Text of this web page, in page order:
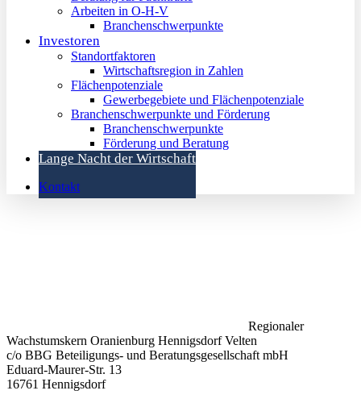
Arbeiten in O-H-V
Branchenschwerpunkte
Investoren
Standortfaktoren
Wirtschaftsregion in Zahlen
Flächenpotenziale
Gewerbegebiete und Flächenpotenziale
Branchenschwerpunkte und Förderung
Branchenschwerpunkte
Förderung und Beratung
Lange Nacht der Wirtschaft
Kontakt
Regionaler
Wachstumskern Oranienburg Hennigsdorf Velten
c/o BBG Beteiligungs- und Beratungsgesellschaft mbH
Eduard-Maurer-Str. 13
16761 Hennigsdorf